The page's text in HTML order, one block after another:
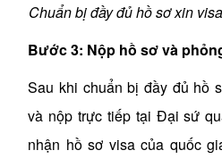
Chuẩn bị đầy đủ hồ sơ xin
Bước 3: Nộp hồ sơ và
Sau khi chuẩn bị đầy đủ hồ
và nộp trực tiếp tại Đại sứ
nhận hồ sơ visa của quốc